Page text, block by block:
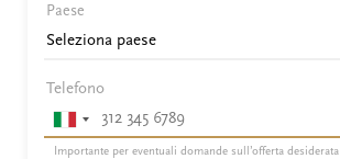
Paese
Importante per eventuali domande sull’offerta desiderata
Telefono